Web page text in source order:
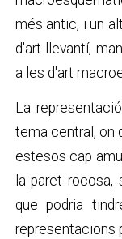
més antic, i un
d'art llevantí,
a les d'art
La
tema central, on
estesos cap
la paret rocosa,
que podria
representacions